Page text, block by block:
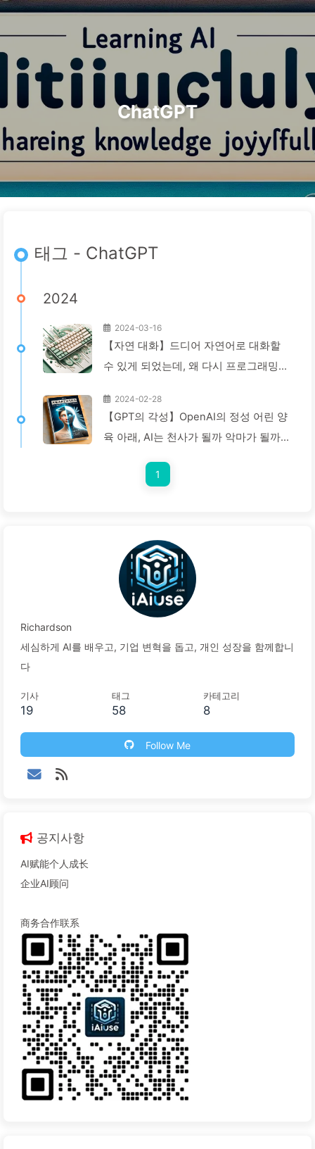
검색 홈 아카이브 태그 카테고리
링크 소개 🇰🇷 한국어
ChatGPT
태그 - ChatGPT
2024
2024-03-16
【자연 대화】드디어 자연어로 대화할
수 있게 되었는데, 왜 다시 프로그래밍으
AI029
2024-02-28
【GPT의 각성】OpenAI의 정성 어린 양
육 아래, AI는 천사가 될까 악마가 될까?
1
Richardson
세심하게 AI를 배우고, 기업 변혁을 돕고, 개인 성장을 함께합니
다
기사
19
태그
58
카테고리
8
Follow Me
공지사항
AI赋能个人成长
企业AI顾问
商务合作联系